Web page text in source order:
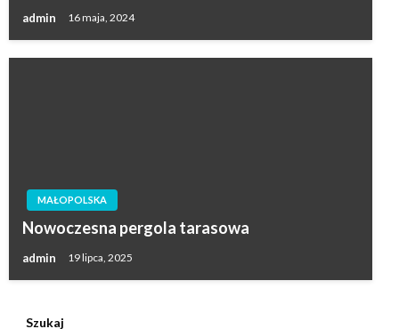
admin 16 maja, 2024
MAŁOPOLSKA
Nowoczesna pergola tarasowa
admin 19 lipca, 2025
Szukaj